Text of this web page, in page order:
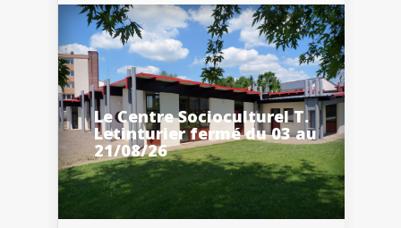
Le Centre Socioculturel T.
Letinturier fermé du 03 au
21/08/26